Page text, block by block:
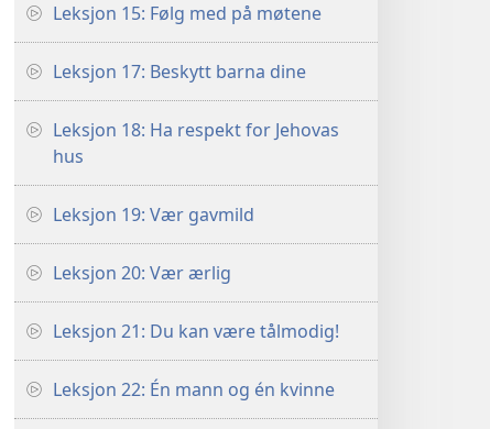
Leksjon 15: Følg med på møtene
Leksjon 17: Beskytt barna dine
Leksjon 18: Ha respekt for Jehovas
hus
Leksjon 19: Vær gavmild
Leksjon 20: Vær ærlig
Leksjon 21: Du kan være tålmodig!
Leksjon 22: Én mann og én kvinne